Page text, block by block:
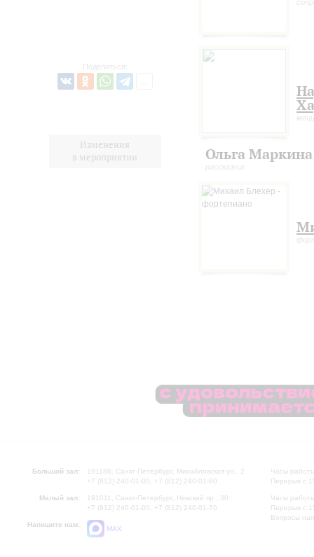
Поделиться:
Изменения
в мероприятии
Ольга Маркина
рассказчик
Большой зал:
191186, Санкт-Петербург, Михайловская ул., 2
+7 (812) 240-01-00, +7 (812) 240-01-80
Малый зал:
191011, Санкт-Петербург, Невский пр., 30
+7 (812) 240-01-00, +7 (812) 240-01-70
Напишите нам:
MAX
Часы
Перерыв с
Часы
Перерыв с
Вопросы